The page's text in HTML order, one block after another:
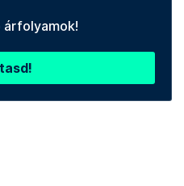
árfolyamok!